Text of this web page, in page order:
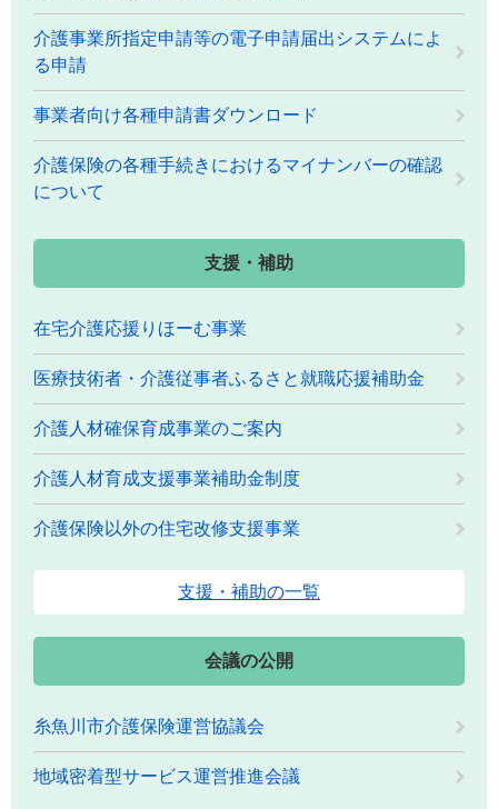
介護事業所指定申請等の電子申請届出システムによ
る申請
事業者向け各種申請書ダウンロード
介護保険の各種手続きにおけるマイナンバーの確認
について
支援・補助
在宅介護応援りほーむ事業
医療技術者・介護従事者ふるさと就職応援補助金
介護人材確保育成事業のご案内
介護人材育成支援事業補助金制度
介護保険以外の住宅改修支援事業
支援・補助の一覧
会議の公開
糸魚川市介護保険運営協議会
地域密着型サービス運営推進会議